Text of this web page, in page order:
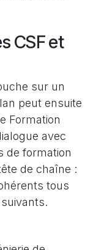
CSF et
sur un
peut ensuite
Formation
avec
de formation
de chaîne :
tous